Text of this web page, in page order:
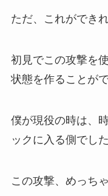
ただ、これができ
初見でこの攻撃を
状態を作ることが
僕が現役の時は、
ックに入る側でした
この攻撃、めっち